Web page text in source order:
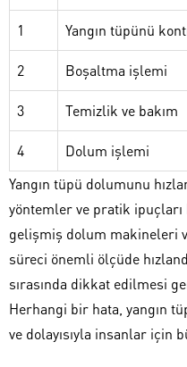
1 Yangın tüpünü
2 Boşaltma işlemi
3 Temizlik ve bakım
4 Dolum işlemi
Yangın tüpü dolumunu
yöntemler ve pratik
gelişmiş dolum makineleri
süreci önemli ölçüde
sırasında dikkat edilmesi
Herhangi bir hata, yangın
ve dolayısıyla insanlar